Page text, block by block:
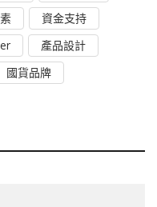
資金支持
產品設計
國貨品牌